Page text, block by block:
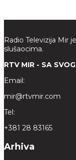
Radio Televizija Mir
slušaocima.
RTV MIR - SA
Email:
mir@rtvmir.com
Tel:
+381 28 83165
Arhiva